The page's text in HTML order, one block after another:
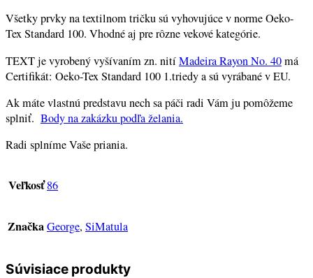
Všetky prvky na textilnom tričku sú vyhovujúce v norme Oeko-
Tex Standard 100. Vhodné aj pre rôzne vekové kategórie.
TEXT je vyrobený vyšívaním zn. nitíMadeira Rayon No. 40má
Certifikát: Oeko-Tex Standard 100 1.triedy a sú vyrábané v EU.
Ak máte vlastnú predstavu nech sa páči radi Vám ju pomôžeme
splniť. Body na zakázku podľa želania.
Radi splníme Vaše priania.
Veľkosť 86
ZnačkaGeorge, SiMatula
Súvisiace produkty